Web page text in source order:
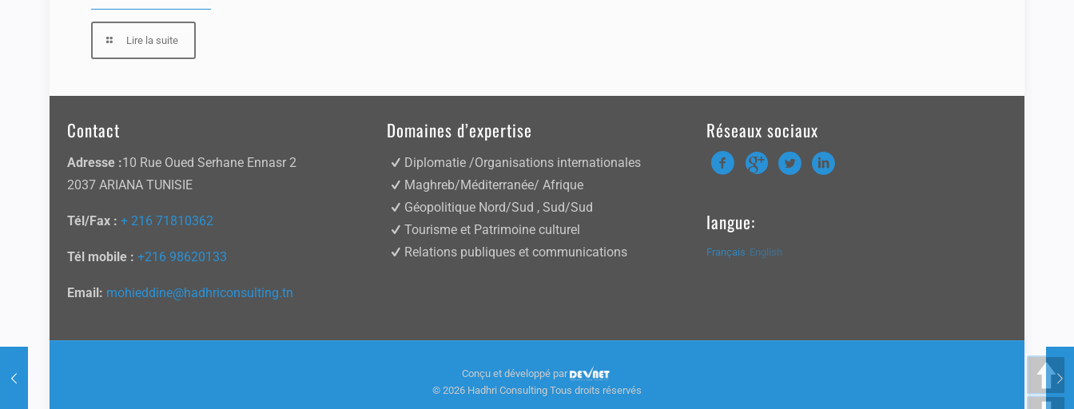
Lire la suite
Contact
Adresse :10 Rue Oued Serhane Ennasr 2
2037 ARIANA TUNISIE
Tél/Fax : + 216 71810362
Tél mobile : +216 98620133
Email: mohieddine@hadhriconsulting.tn
Domaines d’expertise
Diplomatie /Organisations internationales
Maghreb/Méditerranée/ Afrique
Géopolitique Nord/Sud , Sud/Sud
Tourisme et Patrimoine culturel
Relations publiques et communications
Réseaux sociaux
langue:
Français English
Conçu et développé par
© 2026 Hadhri Consulting Tous droits réservés